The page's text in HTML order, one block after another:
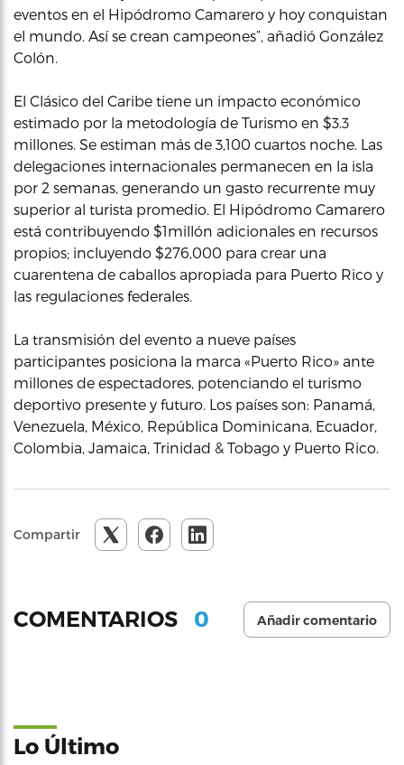
eventos en el Hipódromo Camarero y hoy conquistan
el mundo. Así se crean campeones”, añadió González
Colón.
El Clásico del Caribe tiene un impacto económico
estimado por la metodología de Turismo en $3.3
millones. Se estiman más de 3,100 cuartos noche. Las
delegaciones internacionales permanecen en la isla
por 2 semanas, generando un gasto recurrente muy
superior al turista promedio. El Hipódromo Camarero
está contribuyendo $1millón adicionales en recursos
propios; incluyendo $276,000 para crear una
cuarentena de caballos apropiada para Puerto Rico y
las regulaciones federales.
La transmisión del evento a nueve países
participantes posiciona la marca «Puerto Rico» ante
millones de espectadores, potenciando el turismo
deportivo presente y futuro. Los países son: Panamá,
Venezuela, México, República Dominicana, Ecuador,
Colombia, Jamaica, Trinidad & Tobago y Puerto Rico.
Compartir
COMENTARIOS 0 Añadir comentario
Lo Último